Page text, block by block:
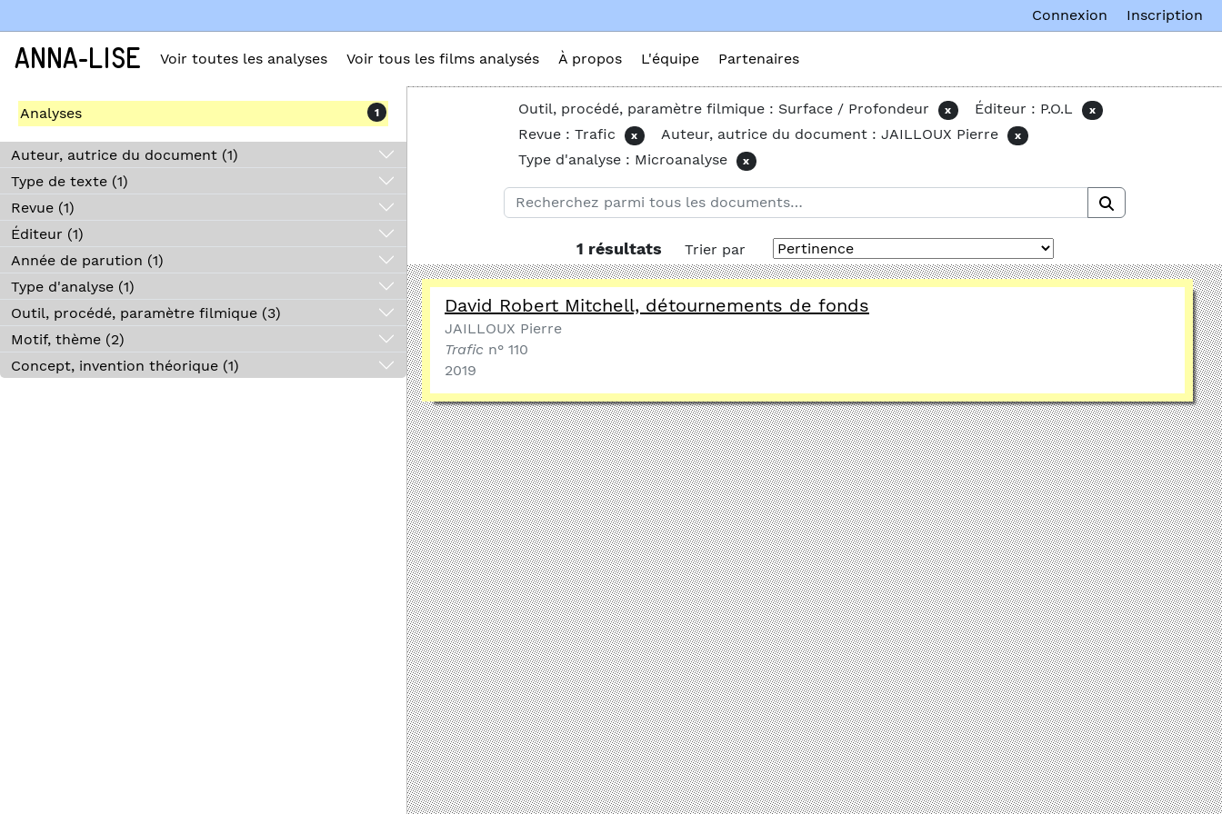
ANNA-LISE Voir toutes les analyses Voir tous les films analysés À propos L'équipe Partenaires
Connexion Inscription
Analyses 1
Auteur, autrice du document (1)
Type de texte (1)
Revue (1)
Éditeur (1)
Année de parution (1)
Type d'analyse (1)
Outil, procédé, paramètre filmique (3)
Motif, thème (2)
Concept, invention théorique (1)
Outil, procédé, paramètre filmique : Surface / Profondeur x Éditeur : P.O.L x
Revue : Trafic x Auteur, autrice du document : JAILLOUX Pierre x
Type d'analyse : Microanalyse x
1 résultats Trier par
David Robert Mitchell, détournements de fonds
JAILLOUX Pierre
Trafic n° 110
2019